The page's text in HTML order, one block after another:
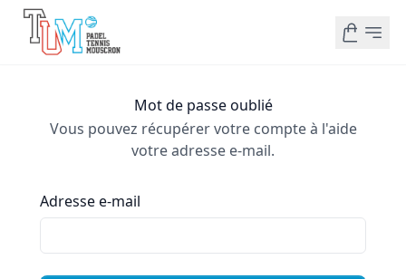
Mot de passe oublié
Vous pouvez récupérer votre compte à l'aide
votre adresse e-mail.
Adresse e-mail